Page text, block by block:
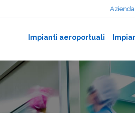
Azienda
Impianti aeroportuali